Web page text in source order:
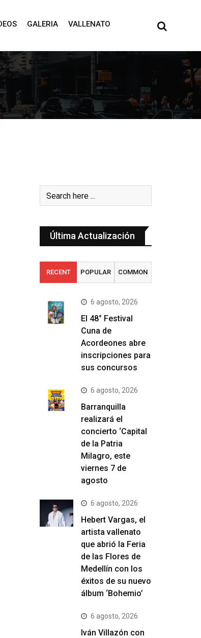
GALERIA VALLENATO
Última Actualización
RECENT POPULAR COMMON
6 agosto, 2026
El 48° Festival
Cuna de
Acordeones abre
inscripciones para
sus concursos
6 agosto, 2026
Barranquilla
realizará el
concierto ‘Capital
de la Patria
Milagro, este
viernes 7 de
agosto
6 agosto, 2026
Hebert Vargas, el
artista vallenato
que abrió la Feria
de las Flores de
Medellín con los
éxitos de su nuevo
álbum ‘Bohemio’
6 agosto, 2026
Iván Villazón con